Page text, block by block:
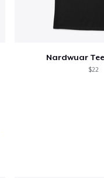
Nardwuar
$22